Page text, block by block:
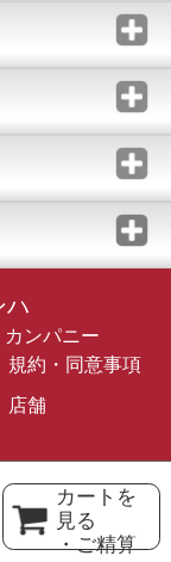
カートを
見る
・ご精算
ハ
ンパニー
規約・同意事項
店舗
Reserved.